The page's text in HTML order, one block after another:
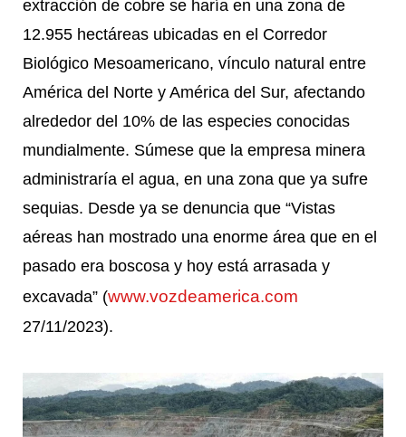
extracción de cobre se haría en una zona de
12.955 hectáreas ubicadas en el Corredor
Biológico Mesoamericano, vínculo natural entre
América del Norte y América del Sur, afectando
alrededor del 10% de las especies conocidas
mundialmente. Súmese que la empresa minera
administraría el agua, en una zona que ya sufre
sequias. Desde ya se denuncia que “Vistas
aéreas han mostrado una enorme área que en el
pasado era boscosa y hoy está arrasada y
excavada” (www.vozdeamerica.com
27/11/2023).